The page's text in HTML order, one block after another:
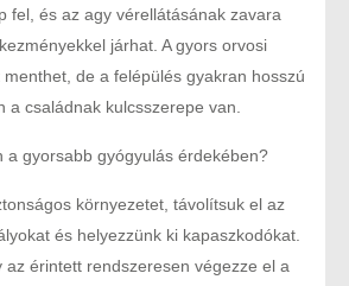
fel, és az agy vérellátásának zavara
járhat. A gyors orvosi
de a felépülés gyakran hosszú
a családnak kulcsszerepe van.
a gyorsabb gyógyulás érdekében?
környezetet, távolítsuk el az
és helyezzünk ki kapaszkodókat.
az érintett rendszeresen végezze el a